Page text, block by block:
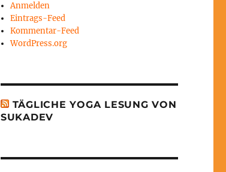
Anmelden
Eintrags-Feed
Kommentar-Feed
WordPress.org
TÄGLICHE YOGA LESUNG VON
SUKADEV